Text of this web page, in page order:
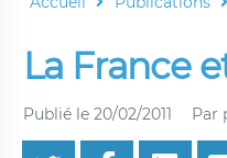
La France
Publié le 20/02/2011 Par